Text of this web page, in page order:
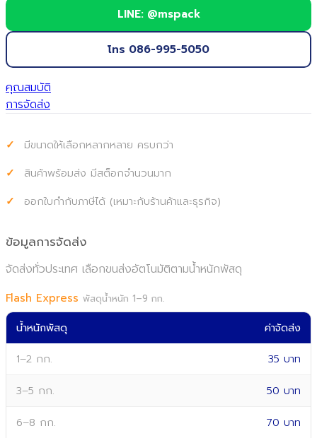
ซม.
50
ใบ
quantity
LINE: @mspack
โทร 086-995-5050
คุณสมบัติ
การจัดส่ง
มีขนาดให้เลือกหลากหลาย ครบกว่า
สินค้าพร้อมส่ง มีสต็อกจำนวนมาก
ออกใบกำกับภาษีได้ (เหมาะกับร้านค้าและธุรกิจ)
ข้อมูลการจัดส่ง
จัดส่งทั่วประเทศ เลือกขนส่งอัตโนมัติตามน้ำหนักพัสดุ
Flash Express พัสดุน้ำหนัก 1–9 กก.
น้ำหนักพัสดุ
ค่าจัดส่ง
1–2 กก.
35 บาท
3–5 กก. 50 บาท
6–8 กก. 70 บาท